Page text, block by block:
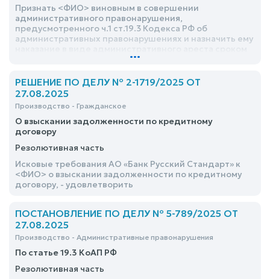
Признать <ФИО> виновным в совершении
административного правонарушения,
предусмотренного ч.1 ст.19.3 Кодекса РФ об
административных правонарушениях и назначить ему
на 4 (четверо) суток с содержанием в спецприемнике
...
РЕШЕНИЕ ПО ДЕЛУ № 2-1719/2025 ОТ
27.08.2025
Производство - Гражданское
О взыскании задолженности по кредитному
договору
Резолютивная часть
Исковые требования АО «Банк Русский Стандарт» к
<ФИО> о взыскании задолженности по кредитному
договору, - удовлетворить
ПОСТАНОВЛЕНИЕ ПО ДЕЛУ № 5-789/2025 ОТ
27.08.2025
Производство - Административные правонарушения
По статье 19.3 КоАП РФ
Резолютивная часть